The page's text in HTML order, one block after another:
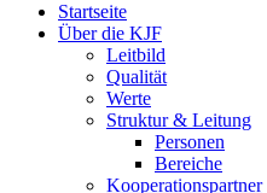
Startseite
Über die KJF
Leitbild
Qualität
Werte
Struktur & Leitung
Personen
Bereiche
Kooperationspartner